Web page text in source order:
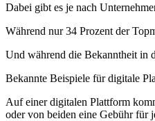
Dabei gibt es je nach
Während nur 34 Prozent der
Und während die Bekanntheit in
Bekannte Beispiele für digitale
Auf einer digitalen Plattform
oder von beiden eine Gebühr für